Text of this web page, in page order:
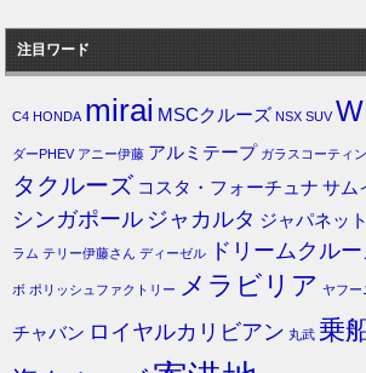
注目ワード
C4 HONDA mirai MSCクルーズ NSX SUV
ダーPHEV アニー伊藤 アルミテープ ガラスコーティ
タクルーズ コスタ・フォーチュナ サム
シンガポール ジャカルタ ジャパネッ
ラム テリー伊藤さん ディーゼル ドリームクル
ボ ポリッシュファクトリー メラビリア ヤフー
チャバン ロイヤルカリビアン 丸武 乗